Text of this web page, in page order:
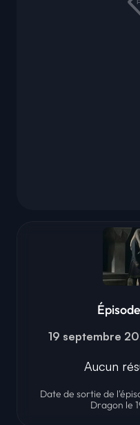
19 septembre
Aucun
Date de sortie de
Dragon le